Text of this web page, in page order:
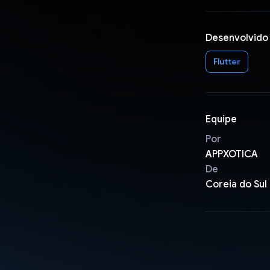
Flutter
Equipe
Por
APPXOTICA
De
Coreia do Sul